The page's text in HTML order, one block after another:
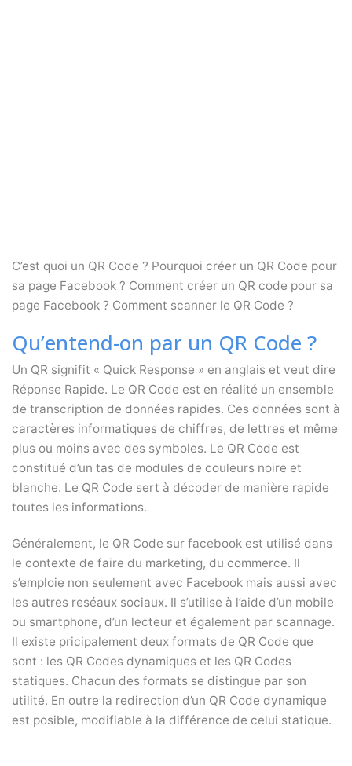
C’est quoi un QR Code ? Pourquoi créer un QR Code pour
sa page Facebook ? Comment créer un QR code pour sa
page Facebook ? Comment scanner le QR Code ?
Qu’entend-on par un QR Code ?
Un QR signifit « Quick Response » en anglais et veut dire
Réponse Rapide. Le QR Code est en réalité un ensemble
de transcription de données rapides. Ces données sont à
caractères informatiques de chiffres, de lettres et même
plus ou moins avec des symboles. Le QR Code est
constitué d’un tas de modules de couleurs noire et
blanche. Le QR Code sert à décoder de manière rapide
toutes les informations.
Généralement, le QR Code sur facebook est utilisé dans
le contexte de faire du marketing, du commerce. Il
s’emploie non seulement avec Facebook mais aussi avec
les autres reséaux sociaux. Il s’utilise à l’aide d’un mobile
ou smartphone, d’un lecteur et également par scannage.
Il existe pricipalement deux formats de QR Code que
sont : les QR Codes dynamiques et les QR Codes
statiques. Chacun des formats se distingue par son
utilité. En outre la redirection d’un QR Code dynamique
est posible, modifiable à la différence de celui statique.